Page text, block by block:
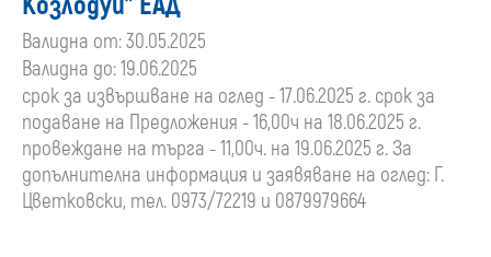
Валидна от: 30.05.2025
Валидна до: 19.06.2025
срок за извършване на оглед - 17.06.2025 г. срок за
подаване на Предложения - 16,00ч на 18.06.2025 г.
провеждане на търга - 11,00ч. на 19.06.2025 г. За
допълнителна информация и заявяване на оглед: Г.
Цветковски, тел. 0973/72219 и 0879979664